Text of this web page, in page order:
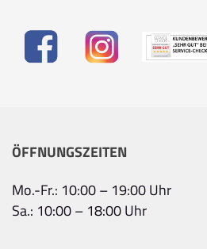
ÖFFNUNGSZEITEN
Mo.-Fr.: 10:00 – 19:00 Uhr
Sa.: 10:00 – 18:00 Uhr